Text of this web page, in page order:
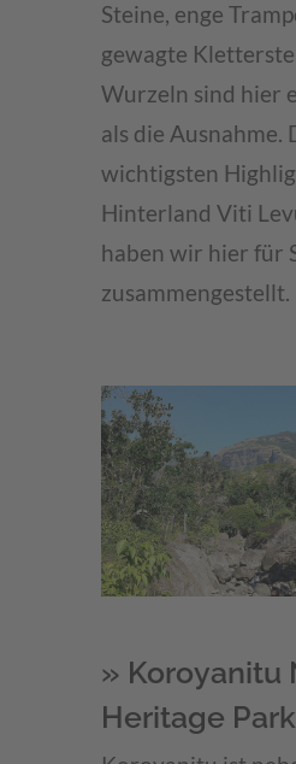
Steine, enge
gewagte
Wurzeln sind hier
als die Ausnahme.
wichtigsten
Hinterland Viti
haben wir hier für
zusammengestellt.
» Koroyanitu
Heritage Park